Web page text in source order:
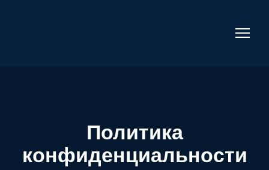
Политика
конфиденциальности